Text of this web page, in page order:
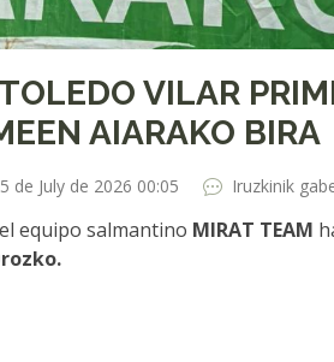
VILAR
AIARAKO BIRA
de July de 2026 00:05 Iruzkinik
equipo salmantino MIRAT TEAM